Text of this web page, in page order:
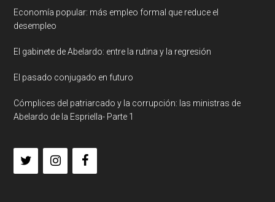
Economía popular: más empleo formal que reduce el
desempleo
El gabinete de Abelardo: entre la rutina y la regresión
El pasado conjugado en futuro
Cómplices del patriarcado y la corrupción: las ministras de
Abelardo de la Espriella- Parte 1